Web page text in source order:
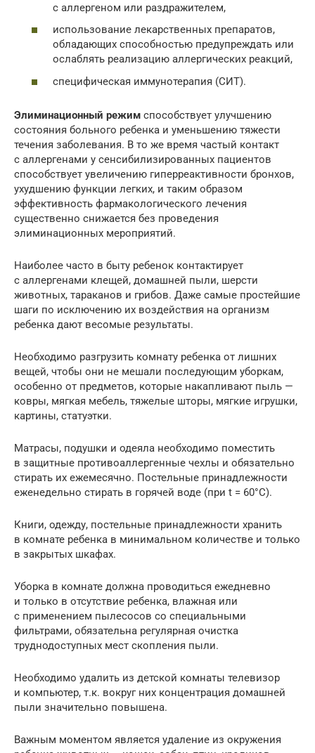
с аллергеном или раздражителем,
использование лекарственных препаратов,
обладающих способностью предупреждать или
ослаблять реализацию аллергических реакций,
специфическая иммунотерапия (СИТ).
Элиминационный режим способствует улучшению
состояния больного ребенка и уменьшению тяжести
течения заболевания. В то же время частый контакт
с аллергенами у сенсибилизированных пациентов
способствует увеличению гиперреактивности бронхов,
ухудшению функции легких, и таким образом
эффективность фармакологического лечения
существенно снижается без проведения
элиминационных мероприятий.
Наиболее часто в быту ребенок контактирует
с аллергенами клещей, домашней пыли, шерсти
животных, тараканов и грибов. Даже самые простейшие
шаги по исключению их воздействия на организм
ребенка дают весомые результаты.
Необходимо разгрузить комнату ребенка от лишних
вещей, чтобы они не мешали последующим уборкам,
особенно от предметов, которые накапливают пыль —
ковры, мягкая мебель, тяжелые шторы, мягкие игрушки,
картины, статуэтки.
Матрасы, подушки и одеяла необходимо поместить
в защитные противоаллергенные чехлы и обязательно
стирать их ежемесячно. Постельные принадлежности
еженедельно стирать в горячей воде (при t = 60°С).
Книги, одежду, постельные принадлежности хранить
в комнате ребенка в минимальном количестве и только
в закрытых шкафах.
Уборка в комнате должна проводиться ежедневно
и только в отсутствие ребенка, влажная или
с применением пылесосов со специальными
фильтрами, обязательна регулярная очистка
труднодоступных мест скопления пыли.
Необходимо удалить из детской комнаты телевизор
и компьютер, т.к. вокруг них концентрация домашней
пыли значительно повышена.
Важным моментом является удаление из окружения